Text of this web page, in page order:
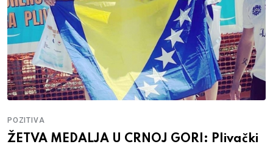
POZITIVA
ŽETVA MEDALJA U CRNOJ GORI: Plivački